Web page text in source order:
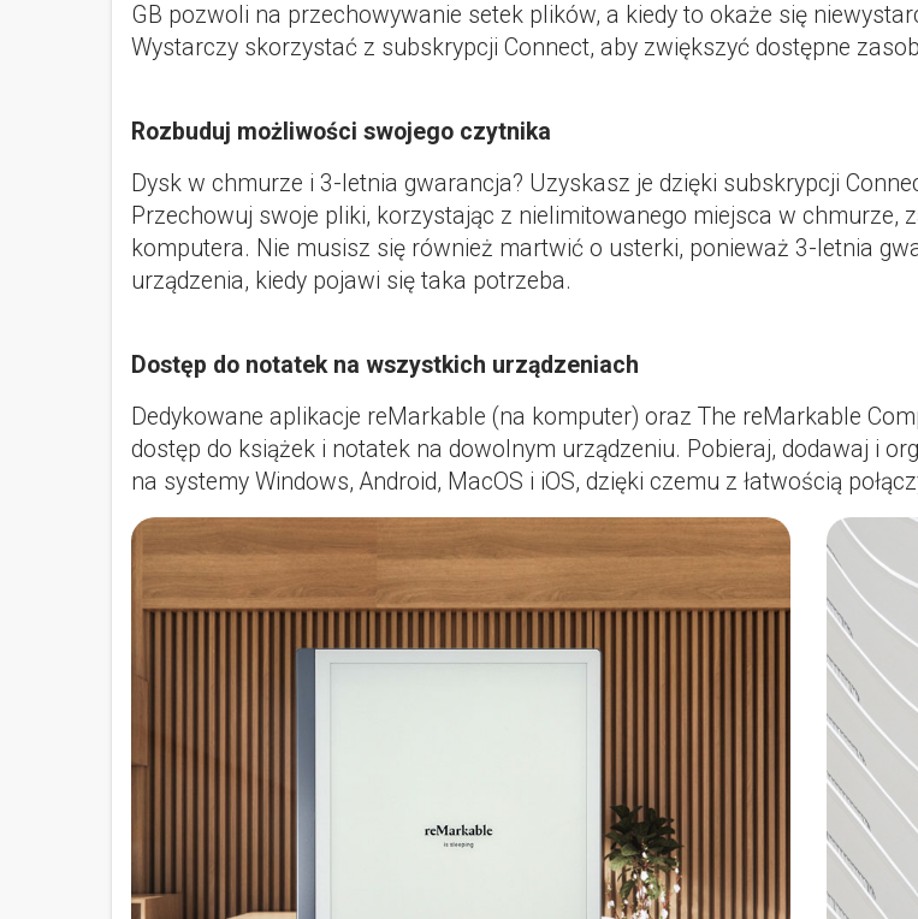
GB pozwoli na przechowywanie setek plików, a kiedy to okaże się
Wystarczy skorzystać z subskrypcji Connect, aby zwiększyć dostępne
Rozbuduj możliwości swojego czytnika
Dysk w chmurze i 3-letnia gwarancja? Uzyskasz je dzięki subskrypcji
Przechowuj swoje pliki, korzystając z nielimitowanego miejsca w chmurze,
komputera. Nie musisz się również martwić o usterki, ponieważ 3-letnia
urządzenia, kiedy pojawi się taka potrzeba.
Dostęp do notatek na wszystkich urządzeniach
Dedykowane aplikacje reMarkable (na komputer) oraz The reMarkable
dostęp do książek i notatek na dowolnym urządzeniu. Pobieraj, dodawaj i
na systemy Windows, Android, MacOS i iOS, dzięki czemu z łatwością